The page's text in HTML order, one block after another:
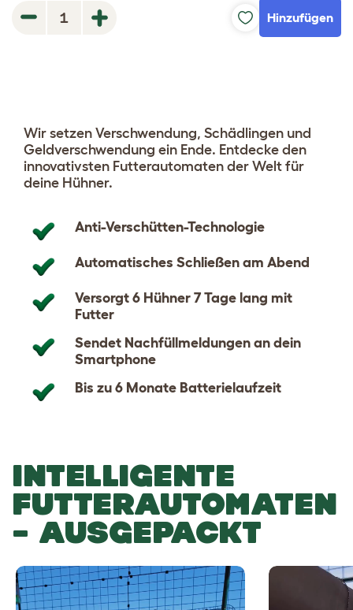
1 Hinzufügen
Wir setzen Verschwendung, Schädlingen und
Geldverschwendung ein Ende. Entdecke den
innovativsten Futterautomaten der Welt für
deine Hühner.
Anti-Verschütten-Technologie
Automatisches Schließen am Abend
Versorgt 6 Hühner 7 Tage lang mit
Futter
Sendet Nachfüllmeldungen an dein
Smartphone
Bis zu 6 Monate Batterielaufzeit
INTELLIGENTE
FUTTERAUTOMATEN
– AUSGEPACKT